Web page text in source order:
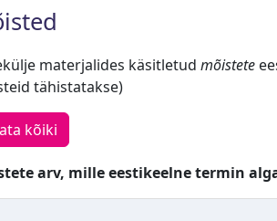
materjalides käsitletud mõistete
tähistatakse)
kõiki
arv, mille eestikeelne termin